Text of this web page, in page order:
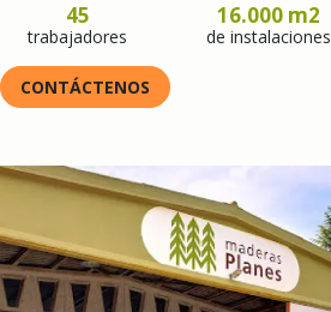
45
trabajadores
16.000 m2
de instalaciones
CONTÁCTENOS